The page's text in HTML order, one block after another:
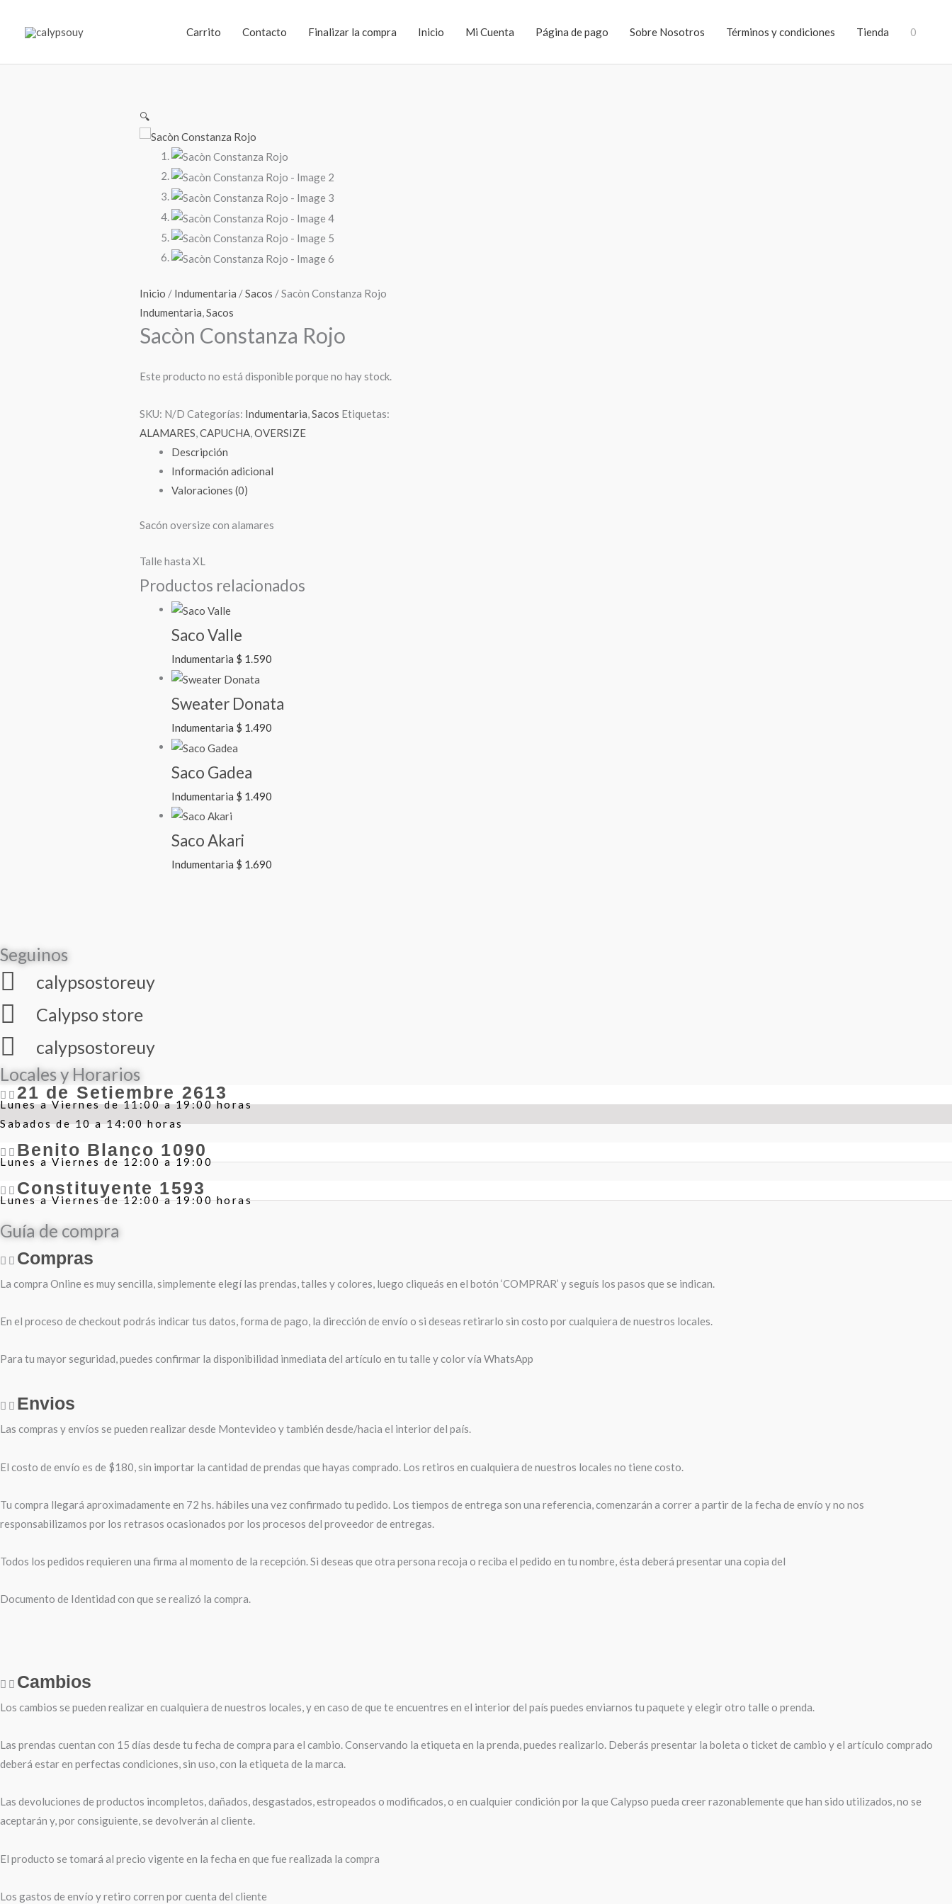
Carrito Contacto Finalizar la compra Inicio Mi Cuenta Página de pago Sobre Nosotros Términos y condiciones Tienda 0
🔍
Inicio / Indumentaria /Sacos / Sacòn Constanza Rojo
Indumentaria,Sacos
Sacòn Constanza Rojo
Este producto no está disponible porque no hay stock.
SKU: N/D Categorías: Indumentaria,Sacos Etiquetas:
ALAMARES,CAPUCHA,OVERSIZE
Descripción
Información adicional
Valoraciones (0)
Sacón oversize con alamares
Talle hasta XL
Productos relacionados
Saco Valle
Indumentaria $ 1.590
Sweater Donata
Indumentaria $ 1.490
Saco Gadea
Indumentaria $ 1.490
Saco Akari
Indumentaria $ 1.690
Seguinos
calypsostoreuy
Calypso store
calypsostoreuy
Locales y Horarios
21 de Setiembre 2613
Lunes a Viernes de 11:00 a 19:00 horas
Sabados de 10 a 14:00 horas
Benito Blanco 1090
Lunes a Viernes de 12:00 a 19:00
Constituyente 1593
Lunes a Viernes de 12:00 a 19:00 horas
Guía de compra
Compras
La compra Online es muy sencilla, simplemente elegí las prendas, talles y colores, luego cliqueás en el botón ‘COMPRAR’ y seguís los pasos que se indican.
En el proceso de checkout podrás indicar tus datos, forma de pago, la dirección de envío o si deseas retirarlo sin costo por cualquiera de nuestros locales.
Para tu mayor seguridad, puedes confirmar la disponibilidad inmediata del artículo en tu talle y color vía WhatsApp
Envios
Las compras y envíos se pueden realizar desde Montevideo y también desde/hacia el interior del país.
El costo de envío es de $180, sin importar la cantidad de prendas que hayas comprado. Los retiros en cualquiera de nuestros locales no tiene costo.
Tu compra llegará aproximadamente en 72 hs. hábiles una vez confirmado tu pedido. Los tiempos de entrega son una referencia, comenzarán a correr a partir de la fecha de envío y no nos
responsabilizamos por los retrasos ocasionados por los procesos del proveedor de entregas.
Todos los pedidos requieren una firma al momento de la recepción. Si deseas que otra persona recoja o reciba el pedido en tu nombre, ésta deberá presentar una copia del
Documento de Identidad con que se realizó la compra.
Cambios
Los cambios se pueden realizar en cualquiera de nuestros locales, y en caso de que te encuentres en el interior del país puedes enviarnos tu paquete y elegir otro talle o prenda.
Las prendas cuentan con 15 días desde tu fecha de compra para el cambio. Conservando la etiqueta en la prenda, puedes realizarlo. Deberás presentar la boleta o ticket de cambio y el artículo comprado
deberá estar en perfectas condiciones, sin uso, con la etiqueta de la marca.
Las devoluciones de productos incompletos, dañados, desgastados, estropeados o modificados, o en cualquier condición por la que Calypso pueda creer razonablemente que han sido utilizados, no se
aceptarán y, por consiguiente, se devolverán al cliente.
El producto se tomará al precio vigente en la fecha en que fue realizada la compra
Los gastos de envío y retiro corren por cuenta del cliente